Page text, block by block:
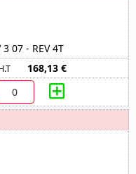
3 07 - REV 4T
168,13 €